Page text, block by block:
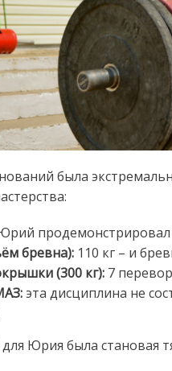
была
продемонстрировал
бревна): 110 кг – и
(300 кг): 7
эта дисциплина не
Юрия была становая